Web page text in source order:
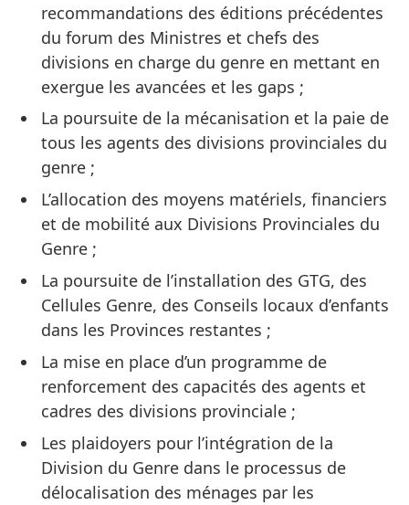
recommandations des éditions précédentes
du forum des Ministres et chefs des
divisions en charge du genre en mettant en
exergue les avancées et les gaps ;
La poursuite de la mécanisation et la paie de
tous les agents des divisions provinciales du
genre ;
L’allocation des moyens matériels, financiers
et de mobilité aux Divisions Provinciales du
Genre ;
La poursuite de l’installation des GTG, des
Cellules Genre, des Conseils locaux d’enfants
dans les Provinces restantes ;
La mise en place d’un programme de
renforcement des capacités des agents et
cadres des divisions provinciale ;
Les plaidoyers pour l’intégration de la
Division du Genre dans le processus de
délocalisation des ménages par les